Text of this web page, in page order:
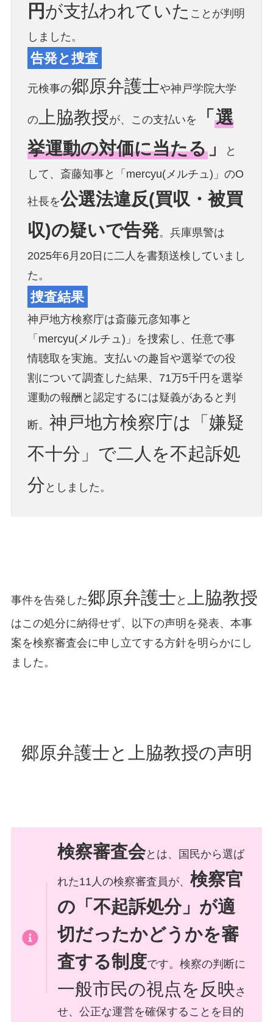
円が支払われていた ことが判明
しました。
告発と捜査
元検事の郷原弁護士や神戸学院大学
の上脇教授が、この支払いを 「 選
挙運動の対価に当たる」
と
して、斎藤知事と「mercyu(メルチュ)」のO
社長を公選法違反(買収・被買
収)の疑いで告発。兵庫県警は
2025年6月20日に二人を書類送検していまし
た。
捜査結果
神戸地方検察庁は斎藤元彦知事と
「mercyu(メルチュ)」を捜索し、任意で事
情聴取を実施。支払いの趣旨や選挙での役
割について調査した結果、71万5千円を選挙
運動の報酬と認定するには疑義があると判
断。 神戸地方検察庁は「嫌疑
不十分」で二人を不起訴処
分 としました。
事件を告発した郷原弁護士 と 上脇教授
はこの処分に納得せず、以下の声明を発表、本事
案を検察審査会に申し立てする方針を明らかにし
ました。
郷原弁護士と上脇教授の声明
検察審査会とは、国民から選ば
れた11人の検察審査員が、検察官
の「不起訴処分」が適
切だったかどうかを審
査する制度です。検察の判断に
一般市民の視点を反映さ
せ、公正な運営を確保することを目的